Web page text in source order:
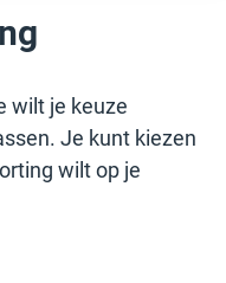
wilt je keuze
Je kunt kiezen
wilt op je